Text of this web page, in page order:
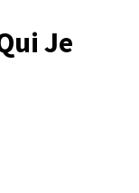
Je